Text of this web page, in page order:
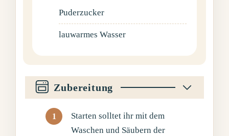
Puderzucker
lauwarmes Wasser
Zubereitung
Starten solltet ihr mit dem
Waschen und Säubern der